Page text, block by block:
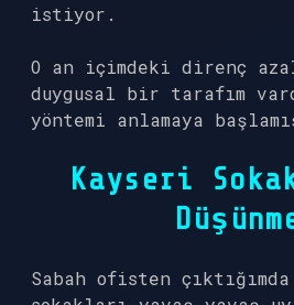
istiyor.
O an içimdeki direnç
duygusal bir tarafım
yöntemi anlamaya
Kayseri
Sabah ofisten